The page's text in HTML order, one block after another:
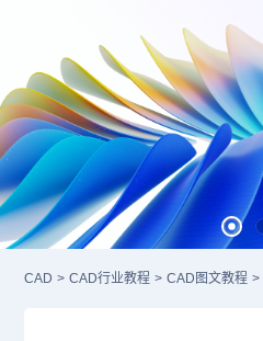
CAD > CAD行业教程 > CAD图文教程 >